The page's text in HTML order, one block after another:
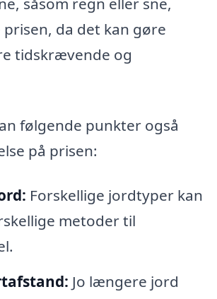
da det kan gøre
tidskrævende og
følgende punkter også
på prisen:
Forskellige jordtyper kan
metoder til
Jo længere jord